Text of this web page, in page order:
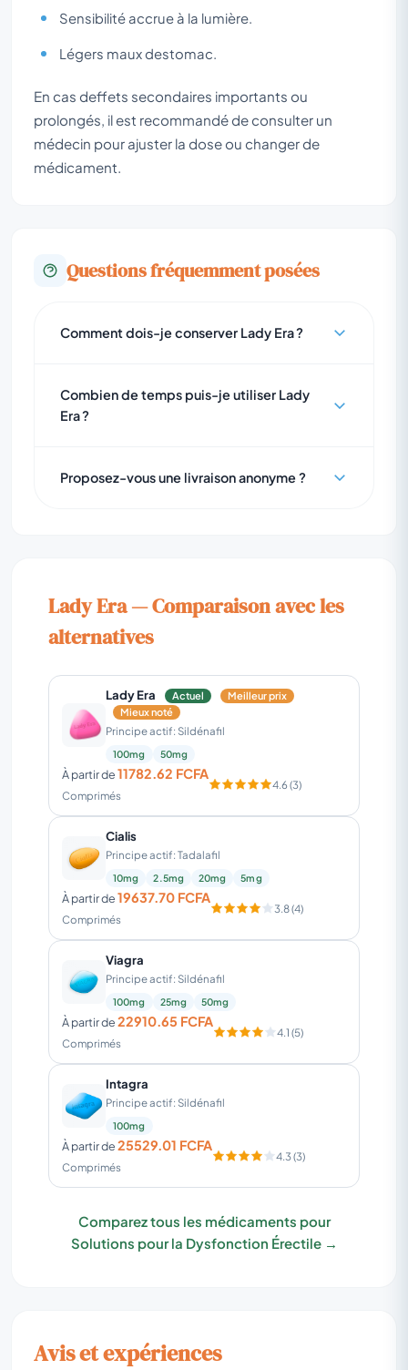
Sensibilité accrue à la lumière.
Légers maux destomac.
En cas deffets secondaires importants ou
prolongés, il est recommandé de consulter un
médecin pour ajuster la dose ou changer de
médicament.
Questions fréquemment posées
Comment dois-je conserver Lady Era ?
Combien de temps puis-je utiliser Lady
Era ?
Proposez-vous une livraison anonyme ?
Lady Era — Comparaison avec les
alternatives
Lady Era Actuel
Meilleur prix
Mieux noté
Principe actif: Sildénafil
100mg 50mg
À partir de11782.62 FCFA
Comprimés
4.6 (3)
Cialis
Principe actif: Tadalafil
10mg 2.5mg 20mg 5mg
À partir de19637.70 FCFA
Comprimés
3.8 (4)
Viagra
Principe actif: Sildénafil
100mg 25mg 50mg
À partir de22910.65 FCFA
Comprimés
4.1 (5)
Intagra
Principe actif: Sildénafil
100mg
À partir de25529.01 FCFA
Comprimés
4.3 (3)
Comparez tous les médicaments pour
Solutions pour la Dysfonction Érectile →
Avis et expériences